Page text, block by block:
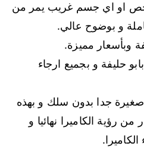
او اي جسم غريب يمر من
و بوضوح عالي.
وبأسعار مميزة.
حليفة و بجميع ارجاء
صغيرة جدا بدون سلك و بهذه
رؤية الكاميرا نهائيا و